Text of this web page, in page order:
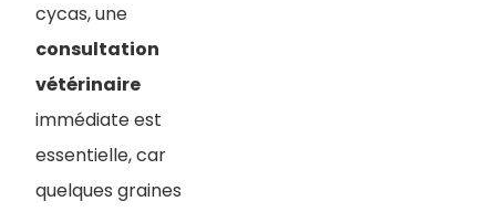
cycas, une
consultation
vétérinaire
immédiate est
essentielle, car
quelques graines